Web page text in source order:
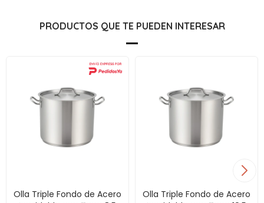
PRODUCTOS QUE TE PUEDEN INTERESAR
Olla Triple Fondo de Acero
Olla Triple Fondo de Acero